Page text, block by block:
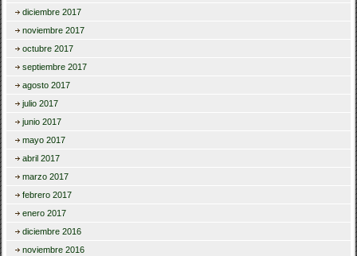
diciembre 2017
noviembre 2017
octubre 2017
septiembre 2017
agosto 2017
julio 2017
junio 2017
mayo 2017
abril 2017
marzo 2017
febrero 2017
enero 2017
diciembre 2016
noviembre 2016